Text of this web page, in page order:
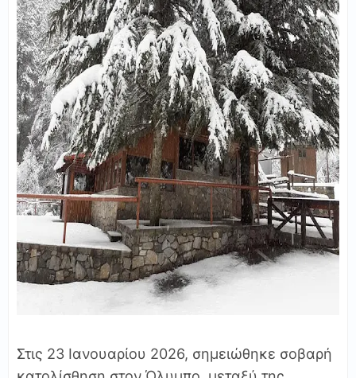
Στις 23 Ιανουαρίου 2026, σημειώθηκε σοβαρή